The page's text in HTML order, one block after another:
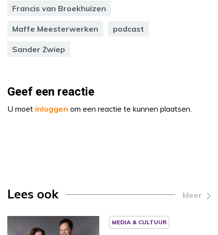
Francis van Broekhuizen
Maffe Meesterwerken podcast
Sander Zwiep
Geef een reactie
U moet inloggen om een reactie te kunnen plaatsen.
Lees ook Meer
MEDIA & CULTUUR